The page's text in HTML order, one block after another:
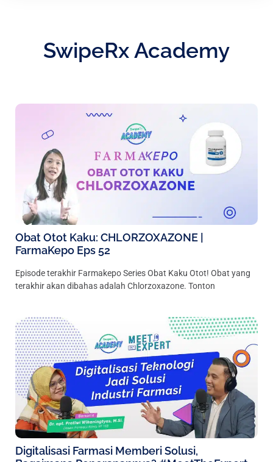
SwipeRx Academy
Obat Otot Kaku: CHLORZOXAZONE |
FarmaKepo Eps 52
Episode terakhir Farmakepo Series Obat Kaku Otot! Obat yang
terakhir akan dibahas adalah Chlorzoxazone. Tonton
Digitalisasi Farmasi Memberi Solusi,